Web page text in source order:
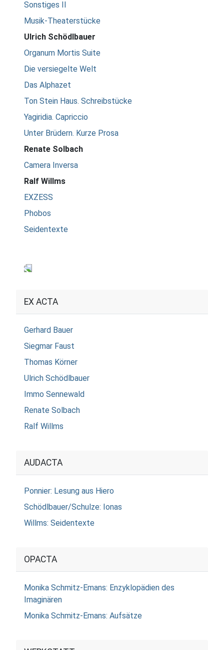
Sonstiges II
Musik-Theaterstücke
Ulrich Schödlbauer
Organum Mortis Suite
Die versiegelte Welt
Das Alphazet
Ton Stein Haus. Schreibstücke
Yagiridia. Capriccio
Unter Brüdern. Kurze Prosa
Renate Solbach
Camera Inversa
Ralf Willms
EXZESS
Phobos
Seidentexte
EX ACTA
Gerhard Bauer
Siegmar Faust
Thomas Körner
Ulrich Schödlbauer
Immo Sennewald
Renate Solbach
Ralf Willms
AUDACTA
Ponnier: Lesung aus Hiero
Schödlbauer/Schulze: Ionas
Willms: Seidentexte
OPACTA
Monika Schmitz-Emans: Enzyklopädien des
Imaginären
Monika Schmitz-Emans: Aufsätze